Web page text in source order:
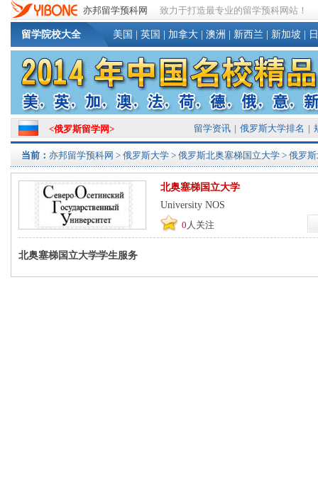
亦邦留学预科网 致力于打造最专业的留学预科网站！
留学院校大全 美国 英国 加拿大 澳洲 新西兰 新加坡
<俄罗斯留学网> 留学资讯 | 俄罗斯大学排名 |
当前： 亦邦留学预科网 > 俄罗斯大学 > 俄罗斯北奥塞梯国立大学 > 俄罗
北奥塞梯国立大学
University NOS
0 人关注
北奥塞梯国立大学学生服务